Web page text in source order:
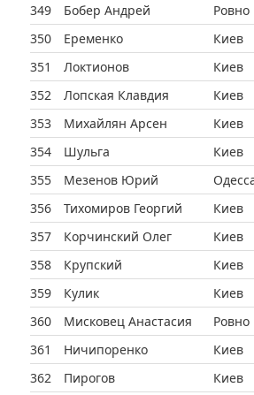
349
Бобер Андрей Ровно
350
Еременко Киев
351
Локтионов Киев
352
Лопская Клавдия Киев
353
Михайлян Арсен Киев
354
Шульга Киев
355
Мезенов Юрий
356
Тихомиров Георгий Киев
357
Корчинский Олег Киев
358
Крупский Киев
359
Кулик Киев
360
Мисковец Анастасия Ровно
361
Ничипоренко Киев
362
Пирогов Киев